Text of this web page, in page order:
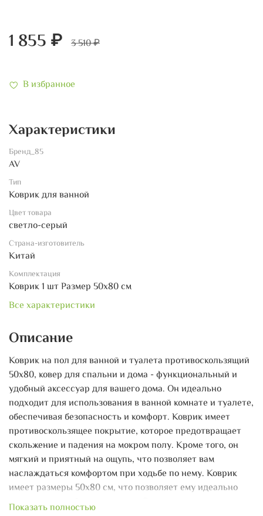
1 855 ₽ 3 510 ₽
В избранное
Характеристики
Бренд_85
AV
Тип
Коврик для ванной
Цвет товара
светло-серый
Страна-изготовитель
Китай
Комплектация
Коврик 1 шт Размер 50х80 см
Все характеристики
Описание
Коврик на пол для ванной и туалета противоскользящий
50х80, ковер для спальни и дома - функциональный и
удобный аксессуар для вашего дома. Он идеально
подходит для использования в ванной комнате и туалете,
обеспечивая безопасность и комфорт. Коврик имеет
противоскользящее покрытие, которое предотвращает
скольжение и падения на мокром полу. Кроме того, он
мягкий и приятный на ощупь, что позволяет вам
наслаждаться комфортом при ходьбе по нему. Коврик
имеет размеры 50х80 см, что позволяет ему идеально
вписаться в любое помещение. Он также легко моется и
Показать полностью